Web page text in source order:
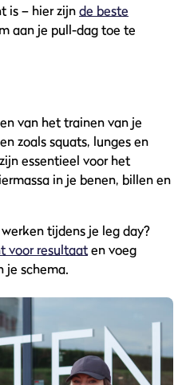
is – hier zijnde beste
aan je pull-dag toe te
van het trainen van je
zoals squats, lunges en
essentieel voor het
in je benen, billen en
tijdens je leg day?
voor resultaaten voeg
je schema.